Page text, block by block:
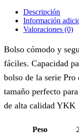
Descripción
Información
Valoraciones (0)
Bolso cómodo y
fáciles. Capacidad
bolso de la serie Pro
tamaño perfecto
de alta calidad YKK
Peso